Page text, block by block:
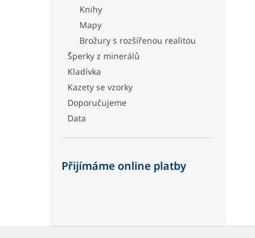
Knihy
Mapy
Brožury s rozšířenou realitou
Šperky z minerálů
Kladívka
Kazety se vzorky
Doporučujeme
Data
Přijímáme online platby